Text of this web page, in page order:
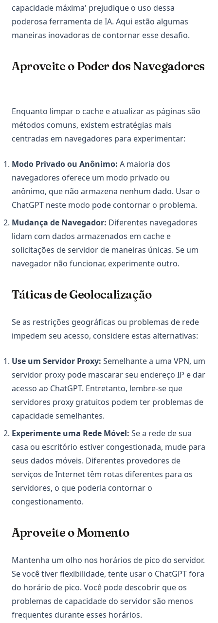
capacidade máxima' prejudique o uso dessa
poderosa ferramenta de IA. Aqui estão algumas
maneiras inovadoras de contornar esse desafio.
Aproveite o Poder dos Navegadores
Enquanto limpar o cache e atualizar as páginas são
métodos comuns, existem estratégias mais
centradas em navegadores para experimentar:
Modo Privado ou Anônimo: A maioria dos
navegadores oferece um modo privado ou
anônimo, que não armazena nenhum dado. Usar o
ChatGPT neste modo pode contornar o problema.
Mudança de Navegador: Diferentes navegadores
lidam com dados armazenados em cache e
solicitações de servidor de maneiras únicas. Se um
navegador não funcionar, experimente outro.
Táticas de Geolocalização
Se as restrições geográficas ou problemas de rede
impedem seu acesso, considere estas alternativas:
Use um Servidor Proxy: Semelhante a uma VPN, um
servidor proxy pode mascarar seu endereço IP e dar
acesso ao ChatGPT. Entretanto, lembre-se que
servidores proxy gratuitos podem ter problemas de
capacidade semelhantes.
Experimente uma Rede Móvel: Se a rede de sua
casa ou escritório estiver congestionada, mude para
seus dados móveis. Diferentes provedores de
serviços de Internet têm rotas diferentes para os
servidores, o que poderia contornar o
congestionamento.
Aproveite o Momento
Mantenha um olho nos horários de pico do servidor.
Se você tiver flexibilidade, tente usar o ChatGPT fora
do horário de pico. Você pode descobrir que os
problemas de capacidade do servidor são menos
frequentes durante esses horários.